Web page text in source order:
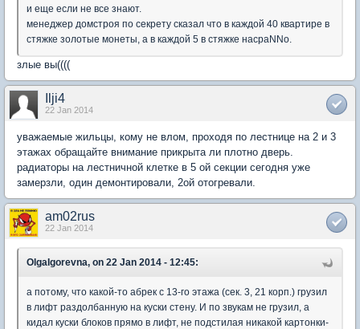
и еще если не все знают.
менеджер домстроя по секрету сказал что в каждой 40 квартире в
стяжке золотые монеты, а в каждой 5 в стяжке насраNNо.
злые вы((((
Ilji4
22 Jan 2014
уважаемые жильцы, кому не влом, проходя по лестнице на 2 и 3
этажах обращайте внимание прикрыта ли плотно дверь.
радиаторы на лестничной клетке в 5 ой секции сегодня уже
замерзли, один демонтировали, 2ой отогревали.
am02rus
22 Jan 2014
OlgaIgorevna, on 22 Jan 2014 - 12:45:
а потому, что какой-то абрек с 13-го этажа (сек. 3, 21 корп.) грузил
в лифт раздолбанную на куски стену. И по звукам не грузил, а
кидал куски блоков прямо в лифт, не подстилая никакой картонки-